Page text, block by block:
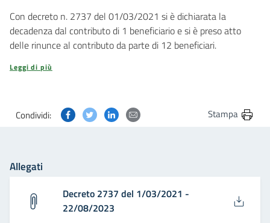
Con decreto n. 2737 del 01/03/2021 si è dichiarata la
decadenza dal contributo di 1 beneficiario e si è preso atto
delle rinunce al contributo da parte di 12 beneficiari.
Leggi di più
Condividi: Condividi questa pagina su Facebook
Condividi questa pagina su Twitter
Condividi questa pagina su Linkedin
Condividi questa pagina via
Stampa
Allegati
Decreto 2737 del 1/03/2021 -
22/08/2023